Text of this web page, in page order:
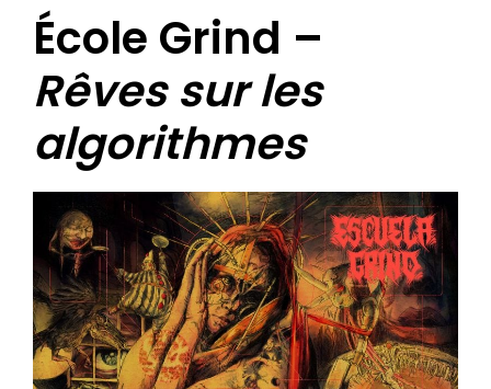
École Grind –
Rêves sur les
algorithmes